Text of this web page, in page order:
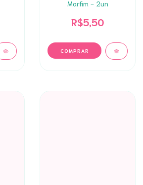
Marfim - 2un
R$5,50